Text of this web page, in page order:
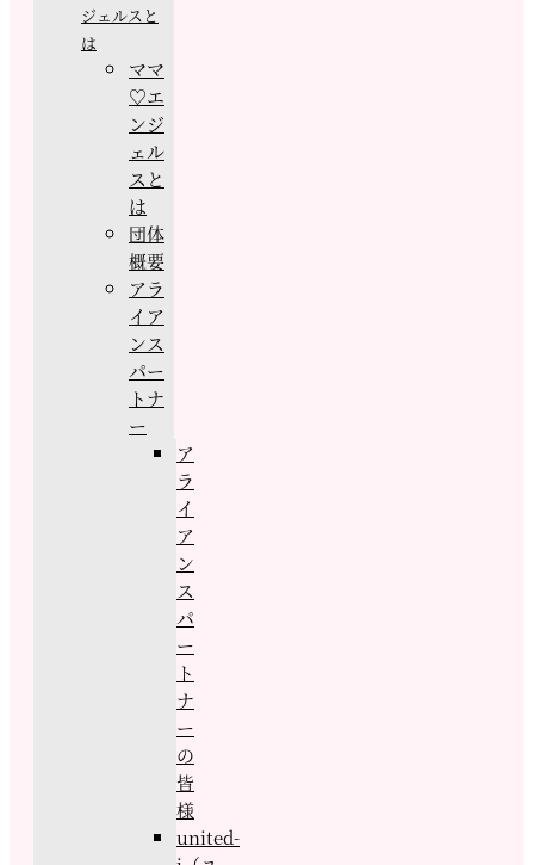
ジェルスと
は
ママ
♡エ
ンジ
ェル
スと
は
団体
概要
アラ
イア
ンス
パー
トナ
ー
ア
ラ
イ
ア
ン
ス
パ
ー
ト
ナ
ー
の
皆
様
united-